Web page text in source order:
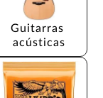
Guitarras
acústicas